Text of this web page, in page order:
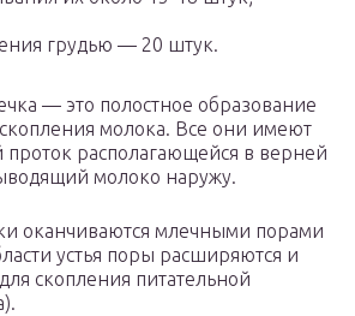
грудью — 20 штук.
— это полостное образование
молока. Все они имеют
располагающейся в верней
молоко наружу.
оканчиваются млечными порами
устья поры расширяются и
скопления питательной